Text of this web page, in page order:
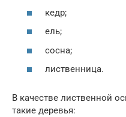
кедр;
ель;
сосна;
лиственница.
В качестве лиственной
такие деревья: